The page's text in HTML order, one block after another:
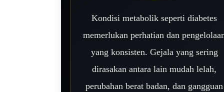
Kondisi metabolik seperti diabetes
memerlukan perhatian dan
yang konsisten. Gejala yang sering
dirasakan antara lain mudah lelah,
perubahan berat badan, dan gangguan